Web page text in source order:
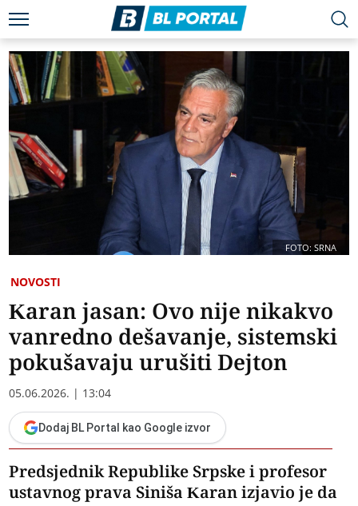
FOTO: SRNA
NOVOSTI
Karan jasan: Ovo nije nikakvo
vanredno dešavanje, sistemski
pokušavaju urušiti Dejton
05.06.2026. | 13:04
Dodaj BL Portal kao Google izvor
Predsjednik Republike Srpske i profesor
ustavnog prava Siniša Karan izjavio je da